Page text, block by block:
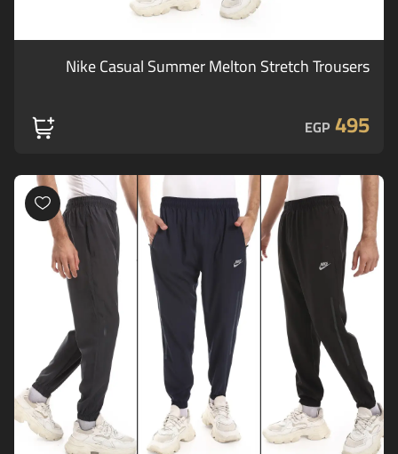
Nike Casual Summer Melton Stretch Trousers
495
EGP